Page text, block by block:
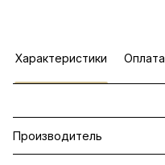
Характеристики Оплата
Производитель